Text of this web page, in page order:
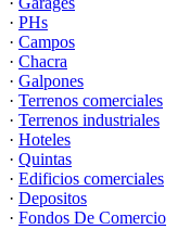
· PHs
· Campos
· Chacra
· Galpones
· Terrenos comerciales
· Terrenos industriales
· Hoteles
· Quintas
· Edificios comerciales
· Depositos
· Fondos De Comercio